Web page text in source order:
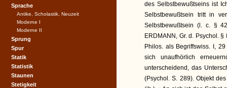
des Selbstbewußtseins ist
Selbstbewußtsein tritt in
Selbstbewußtsein (l. c. §
ERDMANN, Gr. d. Psychol.
Philos. als Begriffswiss. I,
sich unaufhörlich
unterscheidend, das
(Psychol. S. 289). Objekt
Sprache
Antike, Scholastik, Neuzeit
Moderne I
Moderne II
Sprung
Spur
Statik
Statistik
Staunen
Stetigkeit